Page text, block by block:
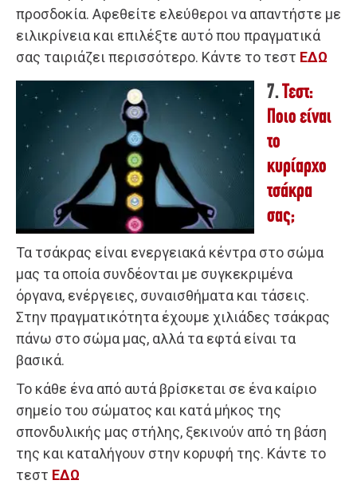
προσδοκία. Αφεθείτε ελεύθεροι να απαντήστε με
ειλικρίνεια και επιλέξτε αυτό που πραγματικά
σας ταιριάζει περισσότερο. Κάντε το τεστ ΕΔΩ
7.Τεστ:
Ποιο είναι
το
κυρίαρχο
τσάκρα
σας;
Τα τσάκρας είναι ενεργειακά κέντρα στο σώμα
μας τα οποία συνδέονται με συγκεκριμένα
όργανα, ενέργειες, συναισθήματα και τάσεις.
Στην πραγματικότητα έχουμε χιλιάδες τσάκρας
πάνω στο σώμα μας, αλλά τα εφτά είναι τα
βασικά.
Το κάθε ένα από αυτά βρίσκεται σε ένα καίριο
σημείο του σώματος και κατά μήκος της
σπονδυλικής μας στήλης, ξεκινούν από τη βάση
της και καταλήγουν στην κορυφή της. Κάντε το
τεστ ΕΔΩ